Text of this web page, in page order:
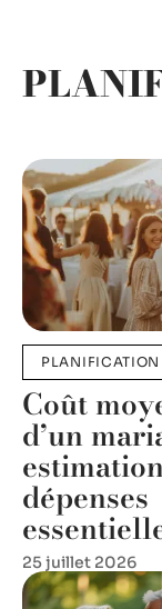
PLANIFICATION
Coût
d’un
dépenses
25 juillet 2026